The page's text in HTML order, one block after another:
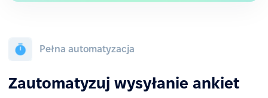
Pełna automatyzacja
Zautomatyzuj wysyłanie ankiet